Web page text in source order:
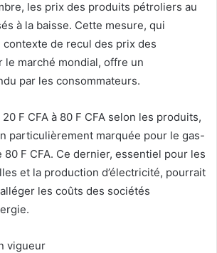
les prix des produits pétroliers au
à la baisse. Cette mesure, qui
de recul des prix des
le marché mondial, offre un
par les consommateurs.
F CFA à 80 F CFA selon les produits,
particulièrement marquée pour le gas-
F CFA. Ce dernier, essentiel pour les
et la production d’électricité, pourrait
les coûts des sociétés
vigueur